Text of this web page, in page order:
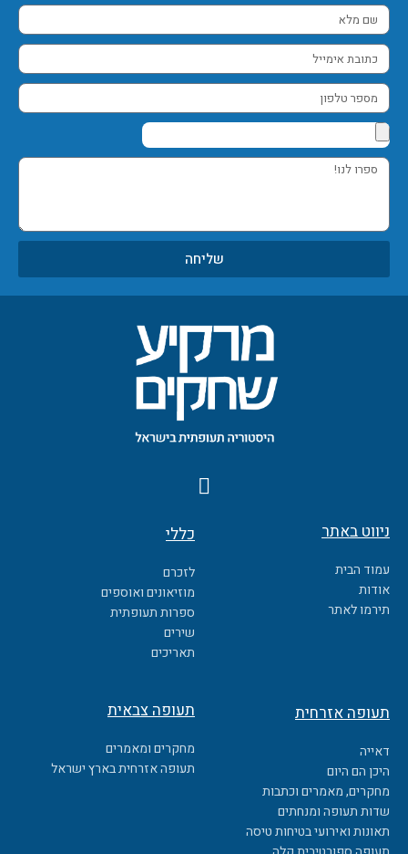
שם
מלא
כתובת
אימייל
מספר
טלפון
ספרו
שליחה
F
a
ניווט באתר
עמוד הבית
אודות
תירמו לאתר
כללי
לזכרם
מוזיאונים ואוספים
ספרות תעופתית
שירים
תאריכים
תעופה אזרחית
דאייה
היכן הם היום
מחקרים, מאמרים וכתבות
שדות תעופה ומנחתים
תאונות ואירועי בטיחות טיסה
תעופה צבאית
מחקרים ומאמרים
תעופה אזרחית בארץ ישראל